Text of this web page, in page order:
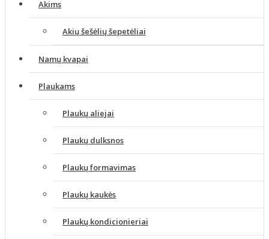
Akims
Akių šešėlių šepetėliai
Namų kvapai
Plaukams
Plaukų aliejai
Plaukų dulksnos
Plaukų formavimas
Plaukų kaukės
Plaukų kondicionieriai